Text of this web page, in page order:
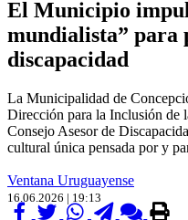
El Municipio
mundialista” para
discapacidad
La Municipalidad de
Dirección para la Inclusión de
Consejo Asesor de
cultural única pensada por y
Ventana Uruguayense
16.06.2026 | 19:13